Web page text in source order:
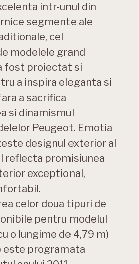
intr-unul din
segmente ale
cel
modelele grand
fost proiectat si
a inspira eleganta si
a sacrifica
si dinamismul
Peugeot. Emotia
designul exterior al
reflecta promisiunea
exceptional,
celor doua tipuri de
pentru modelul
o lungime de 4,79 m)
este programata